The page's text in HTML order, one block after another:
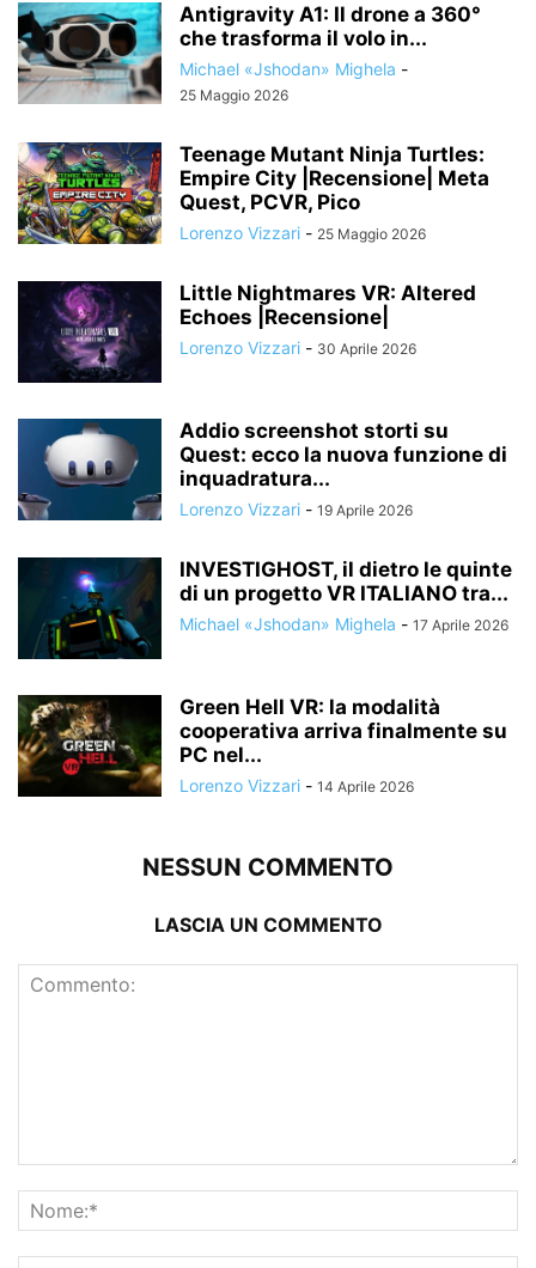
Antigravity A1: Il drone a 360°
che trasforma il volo in...
Michael «Jshodan» Mighela -
25 Maggio 2026
Teenage Mutant Ninja Turtles:
Empire City |Recensione| Meta
Quest, PCVR, Pico
Lorenzo Vizzari - 25 Maggio 2026
Little Nightmares VR: Altered
Echoes |Recensione|
Lorenzo Vizzari - 30 Aprile 2026
Addio screenshot storti su
Quest: ecco la nuova funzione di
inquadratura...
Lorenzo Vizzari - 19 Aprile 2026
INVESTIGHOST, il dietro le quinte
di un progetto VR ITALIANO tra...
Michael «Jshodan» Mighela - 17 Aprile 2026
Green Hell VR: la modalità
cooperativa arriva finalmente su
PC nel...
Lorenzo Vizzari - 14 Aprile 2026
NESSUN COMMENTO
LASCIA UN COMMENTO